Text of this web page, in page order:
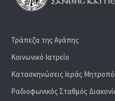
Τράπεζα της Αγάπης
Κοινωνικό Ιατρείο
Κατασκηνώσεις Ιεράς
Ραδιoφωνικός Σταθμός